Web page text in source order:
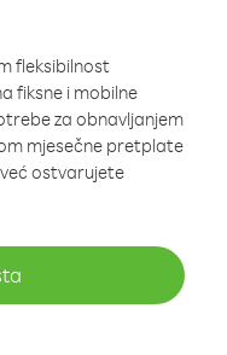
fleksibilnost
fiksne i mobilne
za obnavljanjem
mjesečne pretplate
ostvarujete